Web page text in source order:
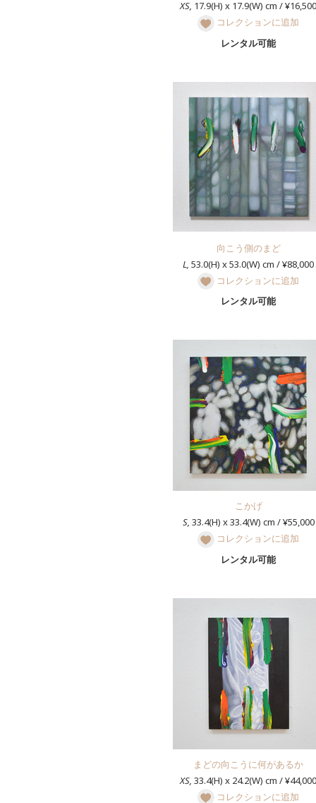
XS, 17.9(H) x 17.9(W) cm / ¥16,500
コレクションに追加
レンタル可能
向こう側のまど
L, 53.0(H) x 53.0(W) cm / ¥88,000
コレクションに追加
レンタル可能
こかげ
S, 33.4(H) x 33.4(W) cm / ¥55,000
コレクションに追加
レンタル可能
まどの向こうに何があるか
XS, 33.4(H) x 24.2(W) cm / ¥44,000
コレクションに追加